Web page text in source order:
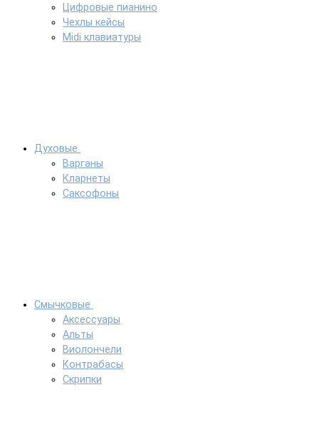
Цифровые пианино
Чехлы кейсы
Midi клавиатуры
Духовые
Варганы
Кларнеты
Саксофоны
Смычковые
Аксессуары
Альты
Виолончели
Контрабасы
Скрипки